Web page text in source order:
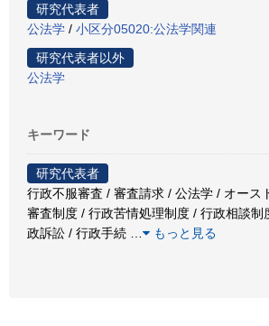
研究代表者
公法学 / 小区分05020:公法学関連
研究代表者以外
公法学
キーワード
研究代表者
行政不服審査 / 審査請求 / 公法学 / オース
審査制度 / 行政苦情処理制度 / 行政相談制
政訴訟 / 行政手続
もっと見る